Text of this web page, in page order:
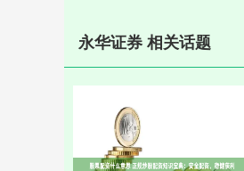
永华证券 相关话题